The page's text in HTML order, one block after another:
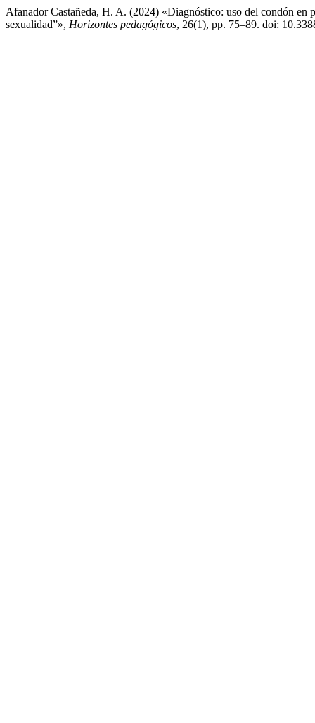
Afanador Castañeda, H. A. (2024) «Diagnóstico: uso del condón
sexualidad”», Horizontes pedagógicos, 26(1), pp. 75–89. doi: